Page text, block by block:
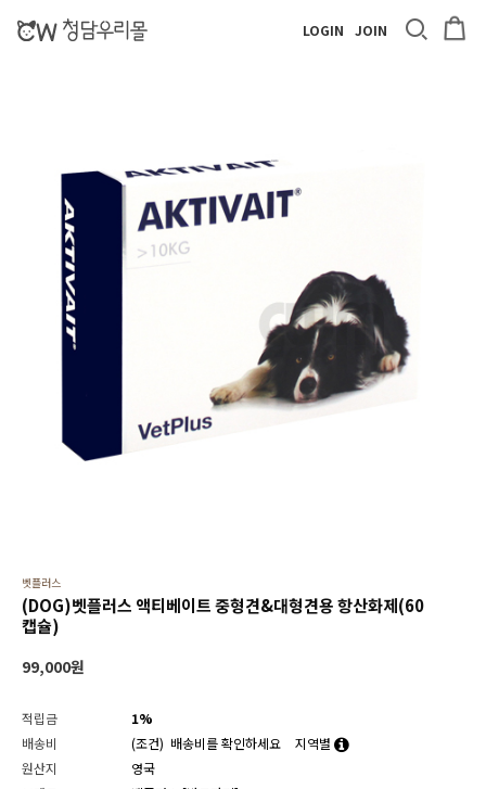
LOGIN JOIN
벳플러스
(DOG)벳플러스 액티베이트 중형견&대형견용 항산화제(60
캡슐)
99,000원
적립금
1%
배송비
(조건) 배송비를 확인하세요
지역별
원산지
영국